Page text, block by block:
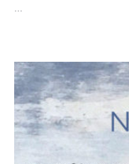
…